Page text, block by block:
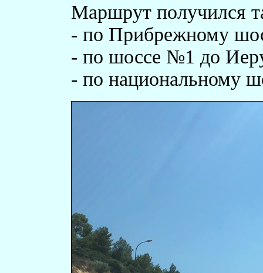
Маршрут получился
- по Прибрежному
- по шоссе №1 до
- по национальному